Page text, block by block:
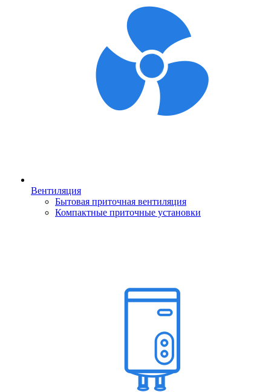
Вентиляция
Бытовая приточная вентиляция
Компактные приточные установки